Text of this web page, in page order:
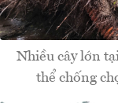
Nhiều cây lớn
thể chống